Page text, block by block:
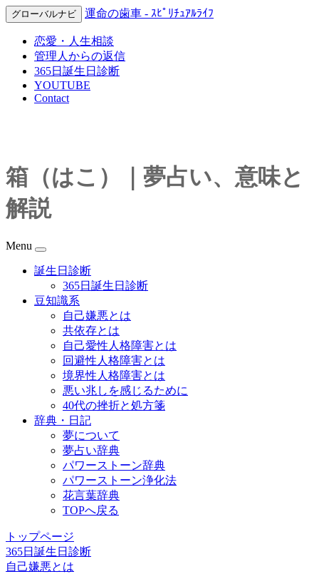
グローバルナビ 運命の歯車 - ｽﾋﾟﾘﾁｭｱﾙﾗｲﾌ
恋愛・人生相談
管理人からの返信
365日誕生日診断
YOUTUBE
Contact
箱（はこ）｜夢占い、意味と
解説
Menu
誕生日診断
365日誕生日診断
豆知識系
自己嫌悪とは
共依存とは
自己愛性人格障害とは
回避性人格障害とは
境界性人格障害とは
悪い兆しを感じるために
40代の挫折と処方箋
辞典・日記
夢について
夢占い辞典
パワーストーン辞典
パワーストーン浄化法
花言葉辞典
TOPへ戻る
トップページ
365日誕生日診断
自己嫌悪とは